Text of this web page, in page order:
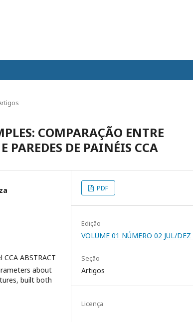
COMPARAÇÃO ENTRE
PAREDES DE PAINÉIS CCA
ABSTRACT
about
built both
PDF
Edição
VOLUME 01 NÚMERO 02 JUL/
Seção
Artigos
Licença